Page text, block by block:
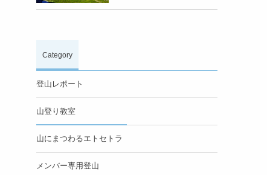
Category
登山レポート
山登り教室
山にまつわるエトセトラ
メンバー専用登山